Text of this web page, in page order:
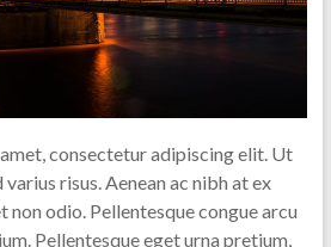
consectetur adipiscing elit. Ut
risus. Aenean ac nibh at ex
non odio. Pellentesque congue arcu
Pellentesque eget urna pretium,